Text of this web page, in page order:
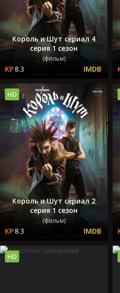
Король и Шут сериал 4
серия 1 сезон
(фильм)
8.3
Король и Шут сериал 2
серия 1 сезон
(фильм)
8.3
HD
HD